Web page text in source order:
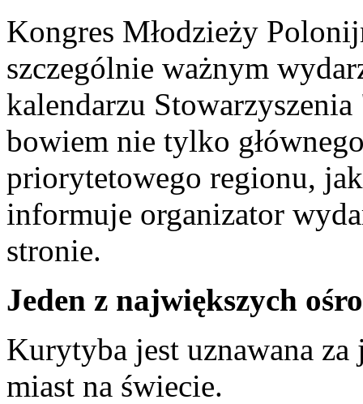
Kongres Młodzieży
szczególnie ważnym
kalendarzu
bowiem nie tylko
priorytetowego regionu,
informuje organizator
stronie.
Jeden z największych
Kurytyba jest uznawana
miast na świecie.